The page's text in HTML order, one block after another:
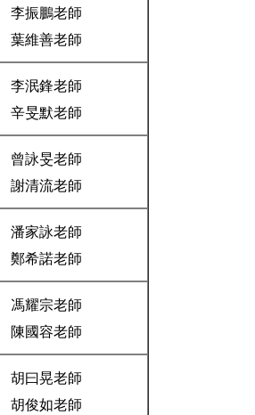
李振鵬老師
葉維善老師
李泯鋒老師
辛旻默老師
曾詠旻老師
謝清流老師
潘家詠老師
鄭希諾老師
馮耀宗老師
陳國容老師
胡曰晃老師
胡俊如老師